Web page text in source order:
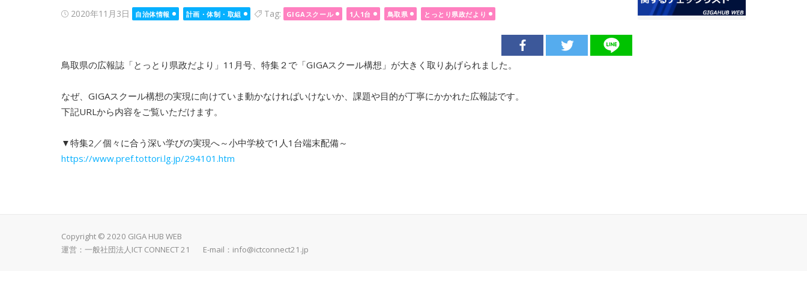
Posted
2020年11月3日 自治体情報 計画・体制・取組 Tag: GIGAスクール 1人1台 鳥取県 とっとり県政だより
鳥取県の広報誌「とっとり県政だより」11月号、特集２で「GIGAスクール構想」が大きく取りあげられました。
なぜ、GIGAスクール構想の実現に向けていま動かなければいけないか、課題や目的が丁寧にかかれた広報誌です。
下記URLから内容をご覧いただけます。
▼特集2／個々に合う深い学びの実現へ～小中学校で1人1台端末配備～
https://www.pref.tottori.lg.jp/294101.htm
Copyright © 2020 GIGA HUB WEB
運営：一般社団法人ICT CONNECT 21 E-mail： info@ictconnect21.jp